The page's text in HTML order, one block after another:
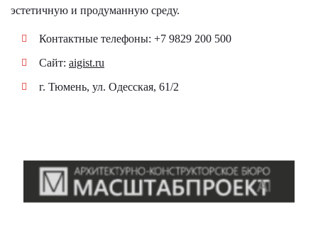
эстетичную и продуманную среду.
Контактные телефоны: +7 9829 200 500
Сайт: aigist.ru
г. Тюмень, ул. Одесская, 61/2